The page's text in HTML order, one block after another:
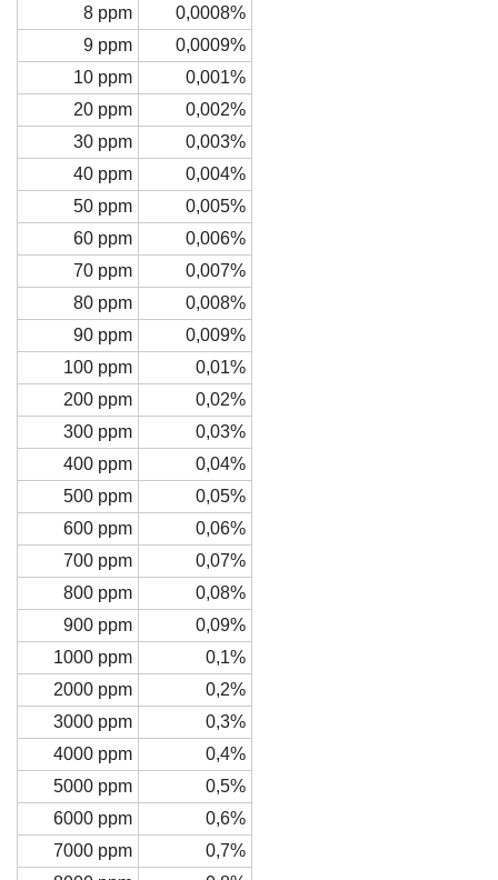
8 ppm
0,0008%
9 ppm
0,0009%
10 ppm
0,001%
20 ppm
0,002%
30 ppm
0,003%
40 ppm
0,004%
50 ppm
0,005%
60 ppm
0,006%
70 ppm
0,007%
80 ppm
0,008%
90 ppm
0,009%
100 ppm
0,01%
200 ppm
0,02%
300 ppm
0,03%
400 ppm
0,04%
500 ppm
0,05%
600 ppm
0,06%
700 ppm
0,07%
800 ppm
0,08%
900 ppm
0,09%
1000 ppm
0,1%
2000 ppm
0,2%
3000 ppm
0,3%
4000 ppm
0,4%
5000 ppm
0,5%
6000 ppm
0,6%
7000 ppm
0,7%